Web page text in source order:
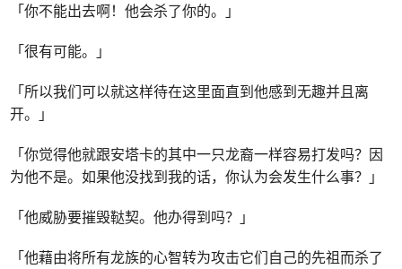
「你不能出去啊！他会杀了你的。」
「很有可能。」
「所以我们可以就这样待在这里面直到他感到无趣并且离
开。」
「你觉得他就跟安塔卡的其中一只龙裔一样容易打发吗？因
为他不是。如果他没找到我的话，你认为会发生什么事？」
「他威胁要摧毁鞑契。他办得到吗？」
「他藉由将所有龙族的心智转为攻击它们自己的先祖而杀了